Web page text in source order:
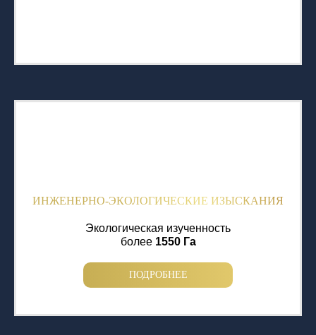
ИНЖЕНЕРНО-ЭКОЛОГИЧЕСКИЕ ИЗЫСКАНИЯ
Экологическая изученность
более 1550 Га
ПОДРОБНЕЕ